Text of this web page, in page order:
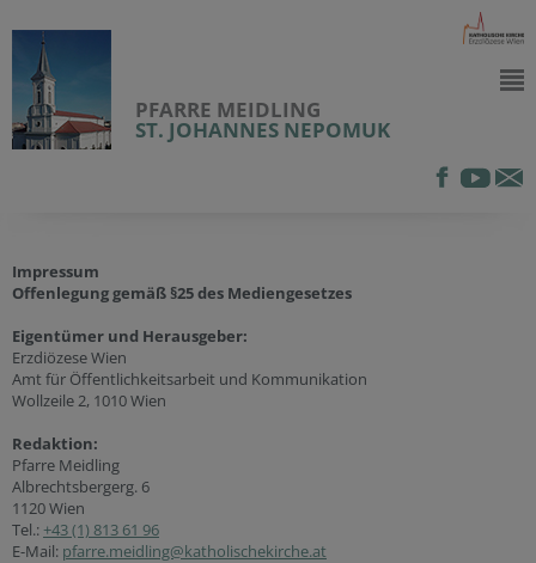
PFARRE MEIDLING
ST. JOHANNES NEPOMUK
Impressum
Offenlegung gemäß §25 des Mediengesetzes
Eigentümer und Herausgeber:
Erzdiözese Wien
Amt für Öffentlichkeitsarbeit und Kommunikation
Wollzeile 2, 1010 Wien
Redaktion:
Pfarre Meidling
Albrechtsbergerg. 6
1120 Wien
Tel.: +43 (1) 813 61 96
E-Mail: pfarre.meidling@katholischekirche.at